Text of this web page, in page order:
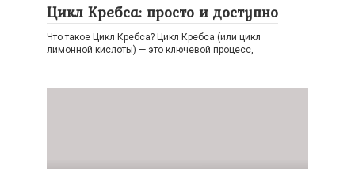
Цикл Кребса: просто и доступно
Что такое Цикл Кребса? Цикл Кребса (или цикл
лимонной кислоты) — это ключевой процесс,